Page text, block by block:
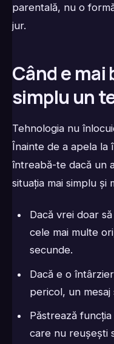
parentală, nu o
jur.
Când e mai
simplu un
Tehnologia nu
Înainte de a apela la
întreabă-te dacă un
situația mai simplu și
Dacă vrei doar
cele mai multe
secunde.
Dacă e o
pericol, un
Păstrează
care nu reușești